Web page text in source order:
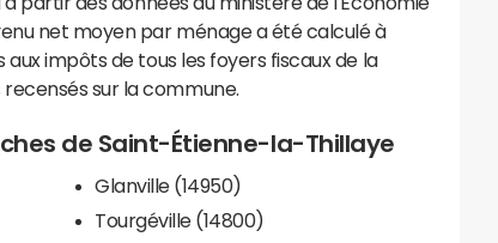
net moyen par ménage a été calculé à
impôts de tous les foyers fiscaux de la
sur la commune.
de Saint-Étienne-la-Thillaye
Glanville (14950)
Tourgéville (14800)